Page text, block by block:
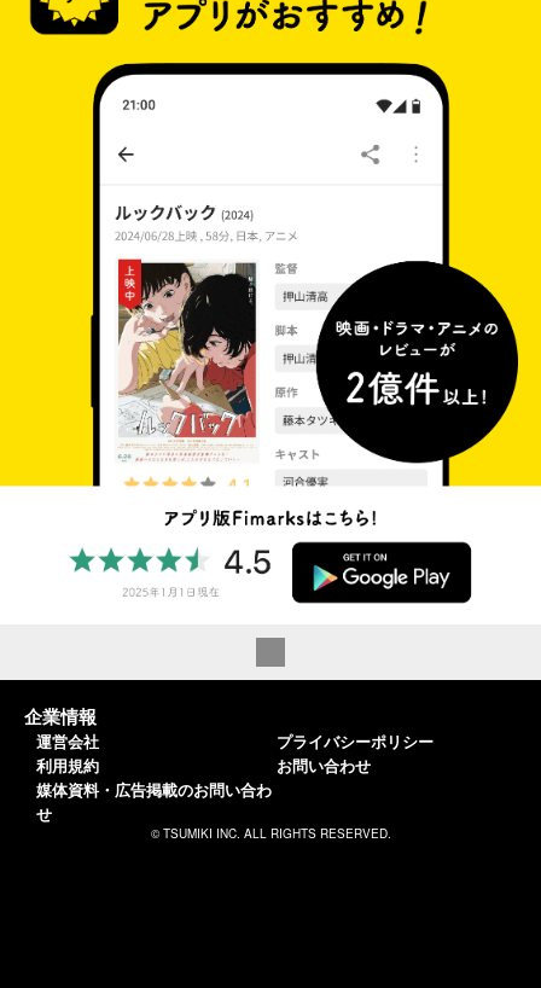
企業情報
運営会社
利用規約
媒体資料・広告掲載のお問い合わ
せ
プライバシーポリシー
お問い合わせ
© TSUMIKI INC. ALL RIGHTS RESERVED.